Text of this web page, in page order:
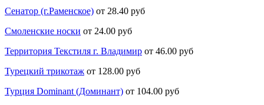
Сенатор (г.Раменское) от 28.40 руб
Смоленские носки от 24.00 руб
Территория Текстиля г. Владимир от 46.00 руб
Турецкий трикотаж от 128.00 руб
Турция Dominant (Доминант) от 104.00 руб